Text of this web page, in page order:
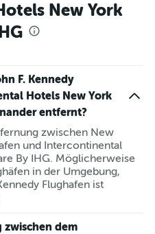
New York
F. Kennedy
Hotels New York
entfernt?
zwischen New
und Intercontinental
By IHG. Möglicherweise
in der Umgebung,
Flughafen ist
dem